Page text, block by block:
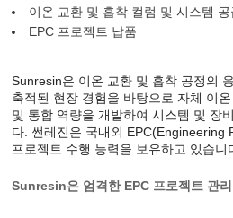
직업
이온 교환 및 흡착 컬럼 및 시스템 공
EPC 프로젝트 납품
Sunresin은 이온 교환 및 흡착 공정의
축적된 현장 경험을 바탕으로 자체 이
및 통합 역량을 개발하여 시스템 및 장
다. 썬레진은 국내외 EPC(Engineering
프로젝트 수행 능력을 보유하고 있습니
Sunresin은 엄격한 EPC 프로젝트 관